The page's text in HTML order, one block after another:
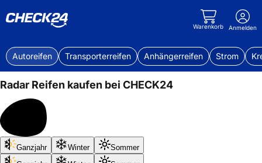
Warenkorb Anmelden
Autoreifen Transporterreifen Anhängerreifen Strom
Radar Reifen kaufen bei CHECK24
Bis
50%
Ganzjahr Winter
Sommer